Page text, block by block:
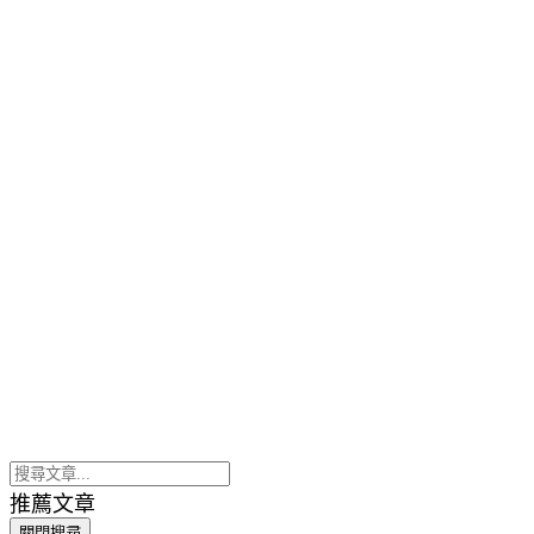
推薦文章